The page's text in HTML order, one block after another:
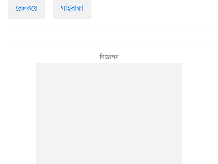
রেলওয়ে গাইবান্ধা